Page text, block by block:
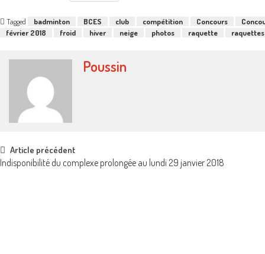
Tagged badminton BCES club compétition Concours
février 2018
froid hiver neige photos raquette raquettes
Poussin
Post
navigation
Article précédent
Indisponibilité du complexe prolongée au lundi 29 janvier 2018